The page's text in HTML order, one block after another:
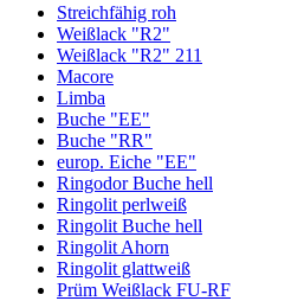
Streichfähig roh
Weißlack "R2"
Weißlack "R2" 211
Macore
Limba
Buche "EE"
Buche "RR"
europ. Eiche "EE"
Ringodor Buche hell
Ringolit perlweiß
Ringolit Buche hell
Ringolit Ahorn
Ringolit glattweiß
Prüm Weißlack FU-RF